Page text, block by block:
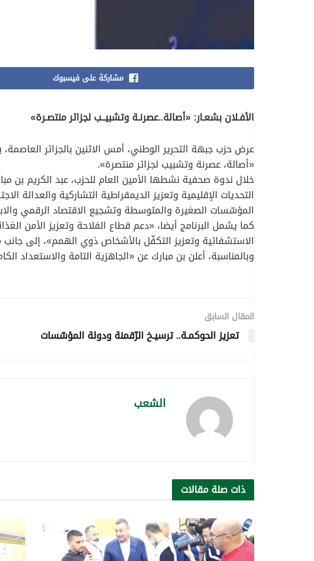
مشاركة على فيسبوك
الأفـلان بشعـار: «أصالة..عصرنـة وتشبيــب لجزائر منتصـرة»
«أصالة، عصرنة وتشبيب لجزائر منتصرة».
التحديات الإقليمية وتعزيز الديمقراطية التشاركية
المؤسّسات الصغيرة والمتوسطة وتشجيع الاقتصاد الرقمي
كما يشمل البرنامج أيضا، «دعم قطاع الفلاحة وتعزيز الأمن
الاستشفائية وتعزيز التكفّل بالأشخاص ذوي الهمم»، إلى جانب
وبالمناسبة، أعلن بن مبارك عن «الجاهزية التامة والاستعداد
المقال السابق
تعزيز الحوكمـة.. ترسيـخ الرّقمنة ودولة المؤسّسات
الشعب
ذات صلةمقالات